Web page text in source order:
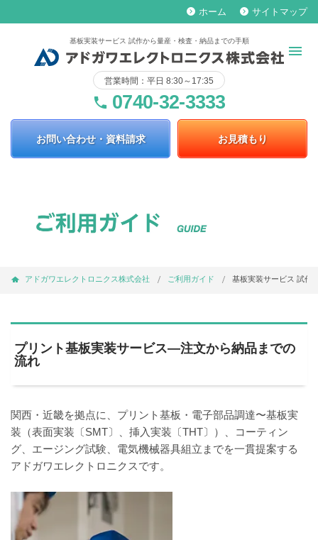
keyboard_arrow_right ホーム keyboard_arrow_right サイトマップ
基板実装サービス 試作から量産・検査・納品までの手順
営業時間：平日 8:30～17:35
phone 0740-32-3333
お問い合わせ・資料請求 お見積もり
アドガワエレクトロニクス株式会社 ご利用ガイド 基板実装サービス 試作
プリント基板実装サービス―注文から納品までの
流れ
関西・近畿を拠点に、プリント基板・電子部品調達〜基板実
装（表面実装〔SMT〕、挿入実装〔THT〕）、コーティン
グ、エージング試験、電気機械器具組立までを一貫提案する
アドガワエレクトロニクスです。